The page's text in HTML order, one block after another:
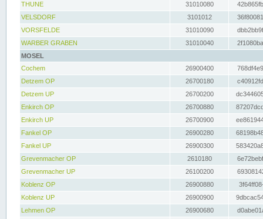
THUNE
31010080
VELSDORF
3101012
VORSFELDE
31010090
WARBER GRABEN
31010040
MOSEL
Cochem
26900400
Detzem OP
26700180
Detzem UP
26700200
Enkirch OP
26700880
Enkirch UP
26700900
Fankel OP
26900280
Fankel UP
26900300
Grevenmacher OP
2610180
Grevenmacher UP
26100200
Koblenz OP
26900880
Koblenz UP
26900900
Lehmen OP
26900680